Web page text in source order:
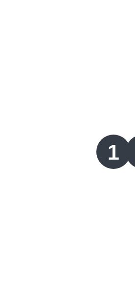
Lotería de Risaralda
1